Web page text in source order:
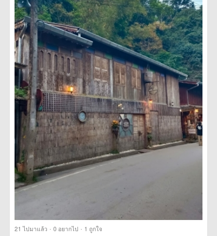
21 ไปมาแล้ว · 0 อยากไป · 1 ถูกใจ